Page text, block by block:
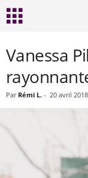
Vanessa
Par Rémi L. - 20 avril 2018